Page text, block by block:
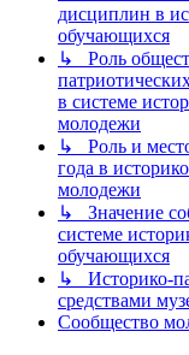
дисциплин в
обучающихся
↳ Роль
в системе
молодежи
↳ Роль и
года в
молодежи
↳ Значение
системе
обучающихся
↳ Историко-
средствами
Сообщество